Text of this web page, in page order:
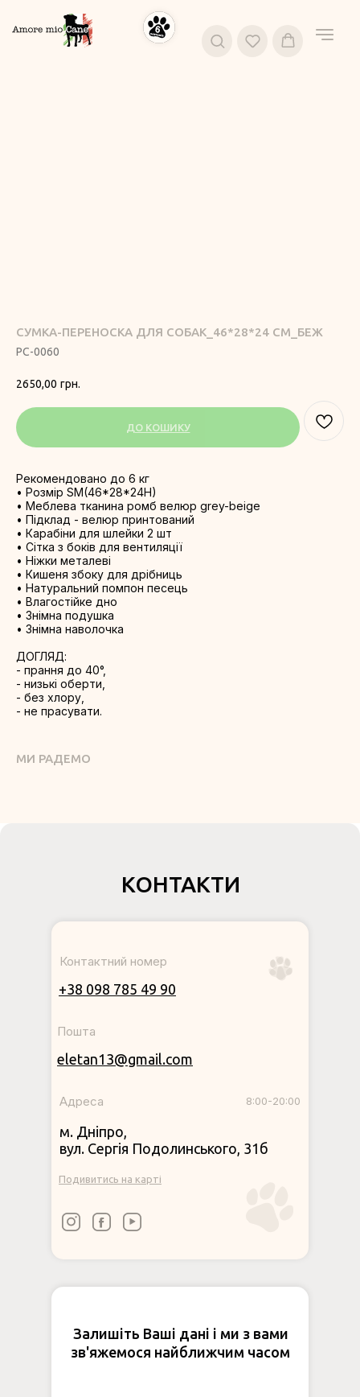
СУМКА-ПЕРЕНОСКА ДЛЯ СОБАК_46*28*24 СМ_БЕЖ
PC-0060
2650,00 грн.
ДО КОШИКУ
Рекомендовано до 6 кг
• Розмір SM(46*28*24H)
• Меблева тканина ромб велюр grey-beige
• Підклад - велюр принтований
• Карабіни для шлейки 2 шт
• Сітка з боків для вентиляції
• Ніжки металеві
• Кишеня збоку для дрібниць
• Натуральний помпон песець
• Влагостійке дно
• Знімна подушка
• Знімна наволочка
ДОГЛЯД:
- прання до 40°,
- низькі оберти,
- без хлору,
- не прасувати.
МИ РАДЕМО
Залишіть Ваші дані і ми з вами
зв'яжемося найближчим часом
КОНТАКТИ
+38 098 785 49 90
Контактний номер
Пошта
eletan13@gmail.com
Подивитись на карті
8:00-20:00
Адреса
м. Дніпро,
вул. Сергія Подолинського, 31б